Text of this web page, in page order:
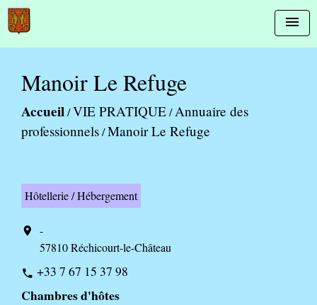
menu
Manoir Le Refuge
Accueil/VIE PRATIQUE/Annuaire des
professionnels/Manoir Le Refuge
Hôtellerie / Hébergement
location_on
-
57810 Réchicourt-le-Château
phone +33 7 67 15 37 98
Chambres d'hôtes